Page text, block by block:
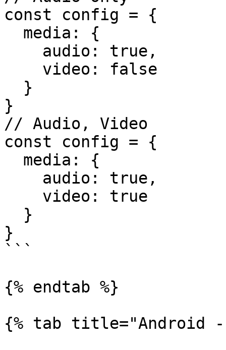
const config = {
}
// Audio, Video
const config = {
}
```
{% endtab %}
{% tab title="Android -